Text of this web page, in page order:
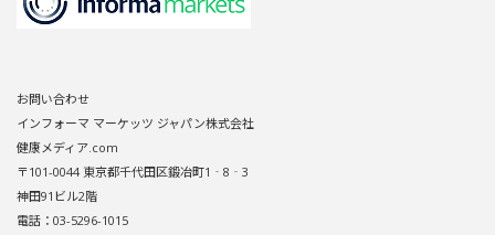
お問い合わせ
インフォーマ マーケッツ ジャパン株式会社
健康メディア.com
〒101-0044 東京都千代田区鍛冶町1‐8‐3
神田91ビル2階
電話：03-5296-1015